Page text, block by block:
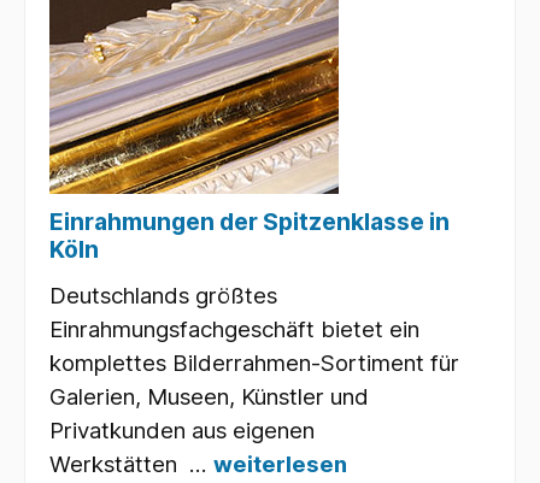
Einrahmungen der Spitzenklasse in
Köln
Deutschlands größtes
Einrahmungsfachgeschäft bietet ein
komplettes Bilderrahmen-Sortiment für
Galerien, Museen, Künstler und
Privatkunden aus eigenen
Werkstätten ... weiterlesen